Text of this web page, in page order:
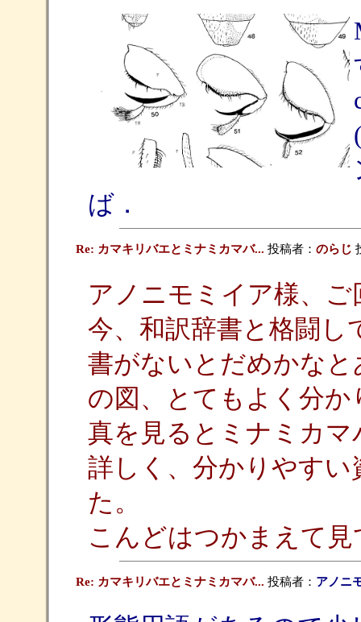
ば．
Re: カマキリバエとミナミカマバ... 投稿者： のらじ
アノニモミイア様、
今、和訳辞書と格闘し
書がないとだめかな
の図、とてもよく分
真を見るとミナミカマ
詳しく、分かりやす
た。
こんどはつかまえて
Re: カマキリバエとミナミカマバ... 投稿者： アノニ